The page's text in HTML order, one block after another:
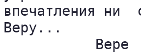
впечатления ни
Веру...
Вере